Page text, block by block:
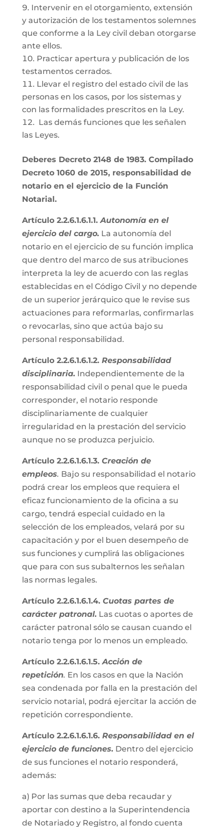
Intervenir en el otorgamiento, extensión
y autorización de los testamentos solemnes
que conforme a la Ley civil deban otorgarse
ante ellos.
Practicar apertura y publicación de los
testamentos cerrados.
Llevar el registro del estado civil de las
personas en los casos, por los sistemas y
con las formalidades prescritos en la Ley.
Las demás funciones que les señalen
las Leyes.
Deberes Decreto 2148 de 1983. Compilado
Decreto 1060 de 2015, responsabilidad de
notario en el ejercicio de la Función
Notarial.
Artículo 2.2.6.1.6.1.1.Autonomía en el
ejercicio del cargo. La autonomía del
notario en el ejercicio de su función implica
que dentro del marco de sus atribuciones
interpreta la ley de acuerdo con las reglas
establecidas en el Código Civil y no depende
de un superior jerárquico que le revise sus
actuaciones para reformarlas, confirmarlas
o revocarlas, sino que actúa bajo su
personal responsabilidad.
Artículo 2.2.6.1.6.1.2.Responsabilidad
disciplinaria. Independientemente de la
responsabilidad civil o penal que le pueda
corresponder, el notario responde
disciplinariamente de cualquier
irregularidad en la prestación del servicio
aunque no se produzca perjuicio.
Artículo 2.2.6.1.6.1.3. Creación de
empleos. Bajo su responsabilidad el notario
podrá crear los empleos que requiera el
eficaz funcionamiento de la oficina a su
cargo, tendrá especial cuidado en la
selección de los empleados, velará por su
capacitación y por el buen desempeño de
sus funciones y cumplirá las obligaciones
que para con sus subalternos les señalan
las normas legales.
Artículo 2.2.6.1.6.1.4. Cuotas partes de
carácter patronal. Las cuotas o aportes de
carácter patronal sólo se causan cuando el
notario tenga por lo menos un empleado.
Artículo 2.2.6.1.6.1.5.Acción de
repetición. En los casos en que la Nación
sea condenada por falla en la prestación del
servicio notarial, podrá ejercitar la acción de
repetición correspondiente.
Artículo 2.2.6.1.6.1.6. Responsabilidad en el
ejercicio de funciones. Dentro del ejercicio
de sus funciones el notario responderá,
además:
a) Por las sumas que deba recaudar y
aportar con destino a la Superintendencia
de Notariado y Registro, al fondo cuenta